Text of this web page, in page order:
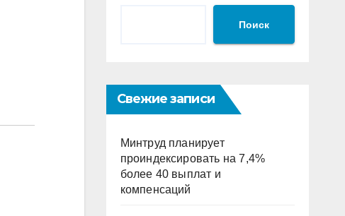
Поиск
Свежие записи
Минтруд планирует
проиндексировать на 7,4%
более 40 выплат и
компенсаций